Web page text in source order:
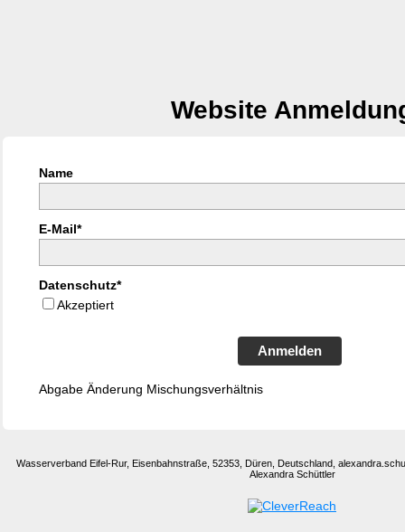
Website
Name
E-Mail*
Datenschutz*
Akzeptiert
Anmelden
Abgabe Änderung Mischungsverhältnis
Wasserverband Eifel-Rur, Eisenbahnstraße, 52353, Düren, Deutschland,
Alexandra Schüttler